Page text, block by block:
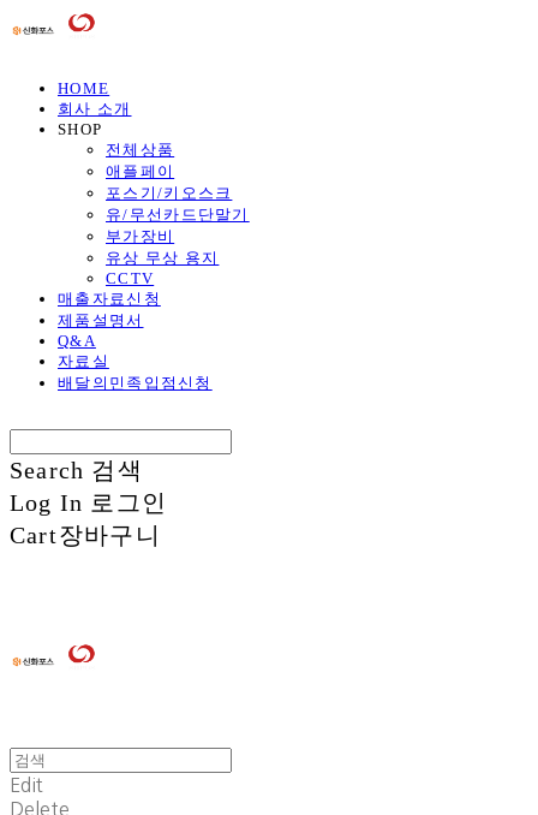
HOME
회사 소개
SHOP
전체상품
애플페이
포스기/키오스크
유/무선카드단말기
부가장비
유상 무상 용지
CCTV
매출자료신청
제품설명서
Q&A
자료실
배달의민족입점신청
Search 검색
Log In 로그인
Cart장바구니
Edit
Delete